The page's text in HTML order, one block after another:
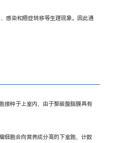
感染和癌症转移等生理现象。因此通
接种于上室内，由于聚碳酸脂膜具有
细胞会向营养成分高的下室跑，计数